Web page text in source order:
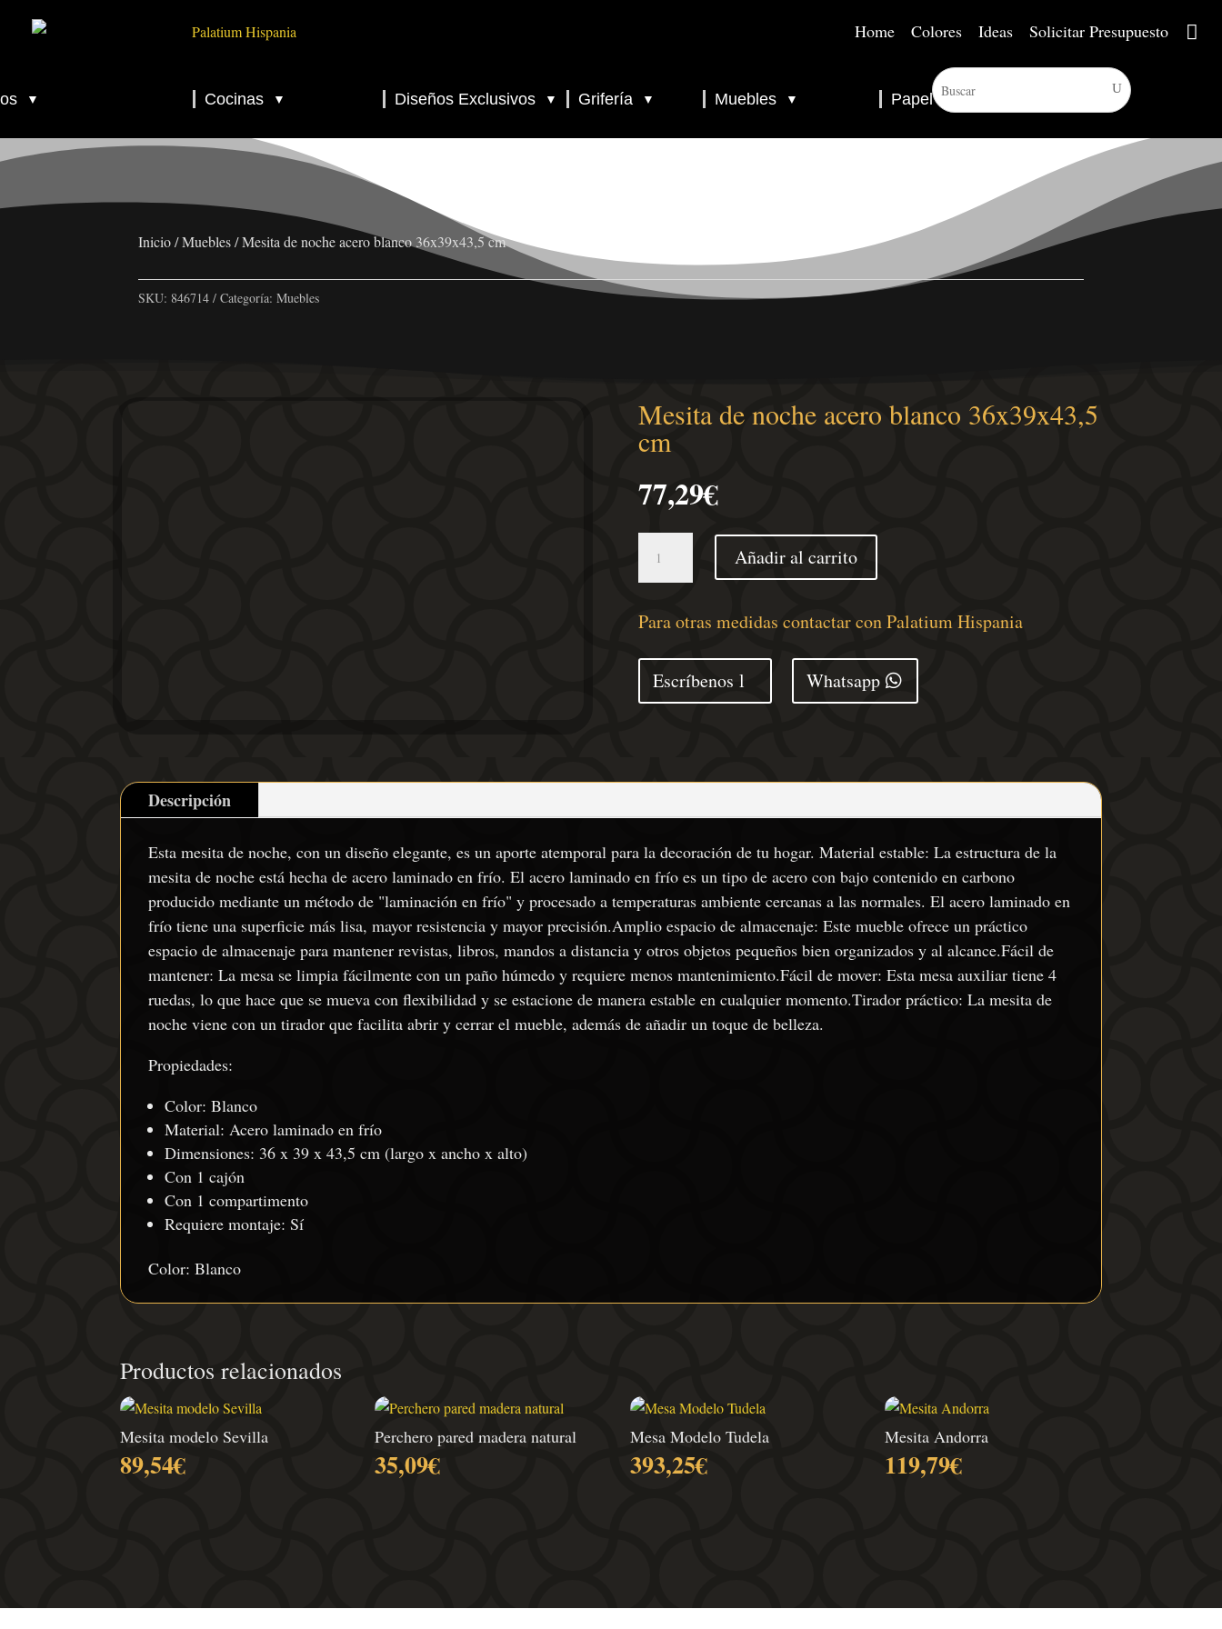
Home Colores Ideas Solicitar Presupuesto
▼
▼
Cocinas ▼ Diseños Exclusivos ▼ Grifería ▼ Muebles ▼ Papel Pintado
Inicio/Muebles/ Mesita de noche acero blanco 36x39x43,5 cm
SKU: 846714 Categoría: Muebles
Mesita de noche acero blanco 36x39x43,5
cm
77,29€
acero
36x39x43,5
cm
Añadir al carrito
Para otras medidas contactar con Palatium Hispania
Escríbenos Whatsapp
Descripción
Esta mesita de noche, con un diseño elegante, es un aporte atemporal para la decoración de tu hogar. Material estable: La estructura de la
mesita de noche está hecha de acero laminado en frío. El acero laminado en frío es un tipo de acero con bajo contenido en carbono
producido mediante un método de "laminación en frío" y procesado a temperaturas ambiente cercanas a las normales. El acero laminado en
frío tiene una superficie más lisa, mayor resistencia y mayor precisión.Amplio espacio de almacenaje: Este mueble ofrece un práctico
espacio de almacenaje para mantener revistas, libros, mandos a distancia y otros objetos pequeños bien organizados y al alcance.Fácil de
mantener: La mesa se limpia fácilmente con un paño húmedo y requiere menos mantenimiento.Fácil de mover: Esta mesa auxiliar tiene 4
ruedas, lo que hace que se mueva con flexibilidad y se estacione de manera estable en cualquier momento.Tirador práctico: La mesita de
noche viene con un tirador que facilita abrir y cerrar el mueble, además de añadir un toque de belleza.
Propiedades:
Color: Blanco
Material: Acero laminado en frío
Dimensiones: 36 x 39 x 43,5 cm (largo x ancho x alto)
Con 1 cajón
Con 1 compartimento
Requiere montaje: Sí
Color: Blanco
Productos relacionados
Mesita modelo Sevilla
89,54€
Perchero pared madera natural
35,09€
Mesa Modelo Tudela
393,25€
Mesita Andorra
119,79€